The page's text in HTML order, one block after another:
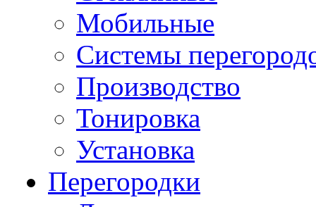
Мобильные
Системы
Производство
Тонировка
Установка
Перегородки